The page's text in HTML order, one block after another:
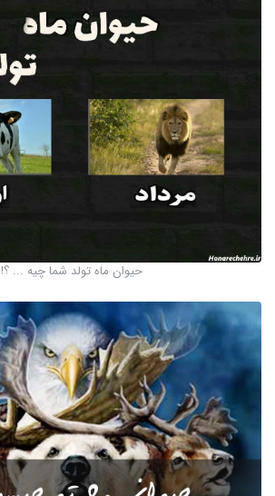
حیوان ماه تولد شما چیه ... ؟!